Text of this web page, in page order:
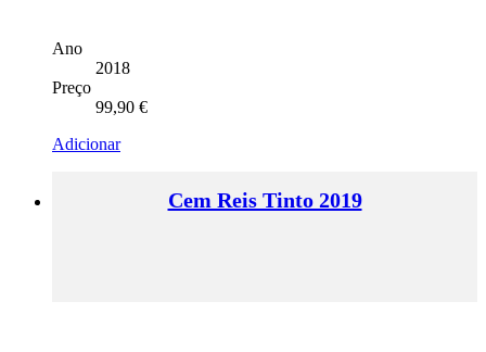
Ano
2018
Preço
99,90 €
Adicionar
Cem Reis Tinto 2019